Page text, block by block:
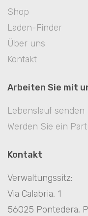
Shop
Laden-Finder
Über uns
Kontakt
Arbeiten Sie mit
Lebenslauf senden
Werden Sie ein
Kontakt
Verwaltungssitz:
Via Calabria, 1
56025 Pontedera,